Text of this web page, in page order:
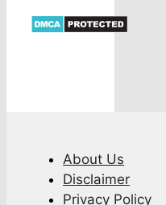
About Us
Disclaimer
Privacy Policy